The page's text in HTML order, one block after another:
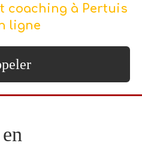
coaching à Pertuis
ligne